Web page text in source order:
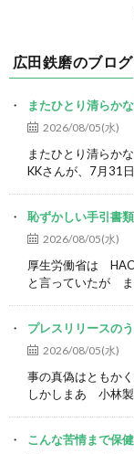
広田鉄磨のブログ
またひとり清らか
2026/08/05(水)
またひとり清らか
KKさんが、7月31
恥ずかしい手引書類
2026/08/05(水)
厚生労働省は
と言っていたが
プレスリリースの
2026/08/05(水)
事の真偽はともか
しかしまあ 小林
こんな苦情まで保